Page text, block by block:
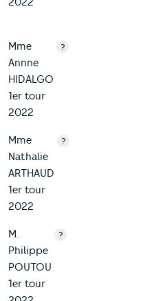
Mme
Annne
HIDALGO
1er tour
2022
?
Mme
Nathalie
ARTHAUD
1er tour
2022
?
M.
Philippe
POUTOU
1er tour
?